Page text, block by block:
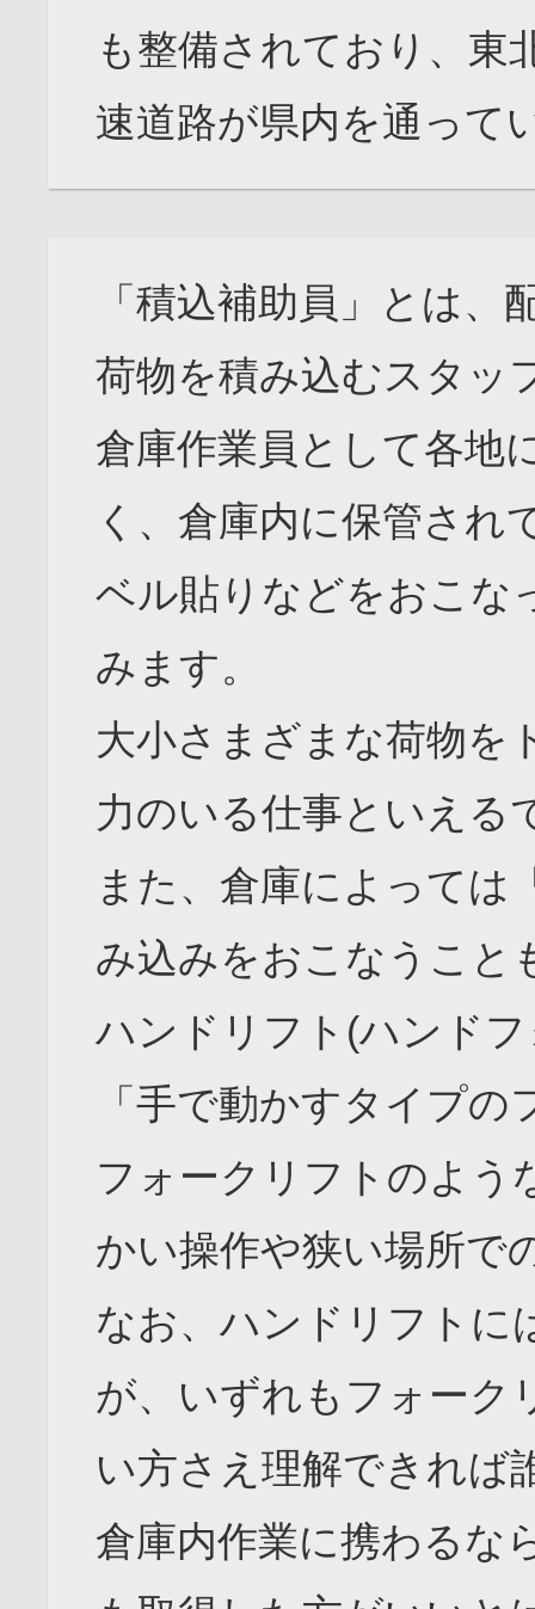
も整備されており、東
速道路が県内を通って
「積込補助員」とは
荷物を積み込むスタッ
倉庫作業員として各地
く、倉庫内に保管さ
ベル貼りなどをおこな
みます。
大小さまざまな荷物を
力のいる仕事といえる
また、倉庫によっては
み込みをおこなうこと
ハンドリフト(ハンド
「手で動かすタイプ
フォークリフトのよう
かい操作や狭い場所で
なお、ハンドリフトに
が、いずれもフォーク
い方さえ理解できれば
倉庫内作業に携わるな